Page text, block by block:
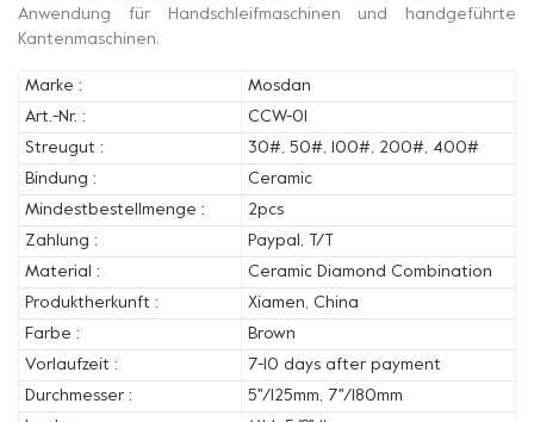
Anwendung für Handschleifmaschinen und handgeführte
Kantenmaschinen.
Marke :
Mosdan
Art.-Nr. :
CCW-01
Streugut :
30#, 50#, 100#, 200#, 400#
Bindung :
Ceramic
Mindestbestellmenge :
2pcs
Zahlung :
Paypal, T/T
Material :
Ceramic Diamond Combination
Produktherkunft :
Xiamen, China
Farbe :
Brown
Vorlaufzeit :
7-10 days after payment
Durchmesser :
5''/125mm, 7''/180mm